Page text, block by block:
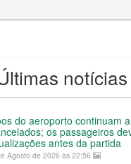
notícias
do aeroporto continuam
os passageiros
antes da partida
Agosto de 2026 às 22:56